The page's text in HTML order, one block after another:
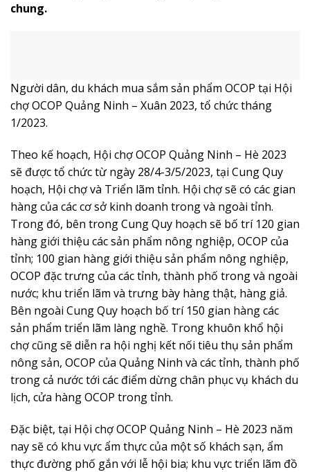
chung.
Người dân, du khách mua sắm sản phẩm OCOP tại Hội
chợ OCOP Quảng Ninh – Xuân 2023, tổ chức tháng
1/2023.
Theo kế hoạch, Hội chợ OCOP Quảng Ninh – Hè 2023
sẽ được tổ chức từ ngày 28/4-3/5/2023, tại Cung Quy
hoạch, Hội chợ và Triển lãm tỉnh. Hội chợ sẽ có các gian
hàng của các cơ sở kinh doanh trong và ngoài tỉnh.
Trong đó, bên trong Cung Quy hoạch sẽ bố trí 120 gian
hàng giới thiệu các sản phẩm nông nghiệp, OCOP của
tỉnh; 100 gian hàng giới thiệu sản phẩm nông nghiệp,
OCOP đặc trưng của các tỉnh, thành phố trong và ngoài
nước; khu triển lãm và trưng bày hàng thật, hàng giả.
Bên ngoài Cung Quy hoạch bố trí 150 gian hàng các
sản phẩm triển lãm làng nghề. Trong khuôn khổ hội
chợ cũng sẽ diễn ra hội nghị kết nối tiêu thụ sản phẩm
nông sản, OCOP của Quảng Ninh và các tỉnh, thành phố
trong cả nước tới các điểm dừng chân phục vụ khách du
lịch, cửa hàng OCOP trong tỉnh.
Đặc biệt, tại Hội chợ OCOP Quảng Ninh – Hè 2023 năm
nay sẽ có khu vực ẩm thực của một số khách sạn, ẩm
thực đường phố gắn với lễ hội bia; khu vực triển lãm đồ